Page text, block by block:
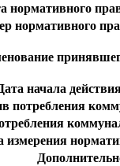
нормативного
нормативного
начала
потребления
измерения